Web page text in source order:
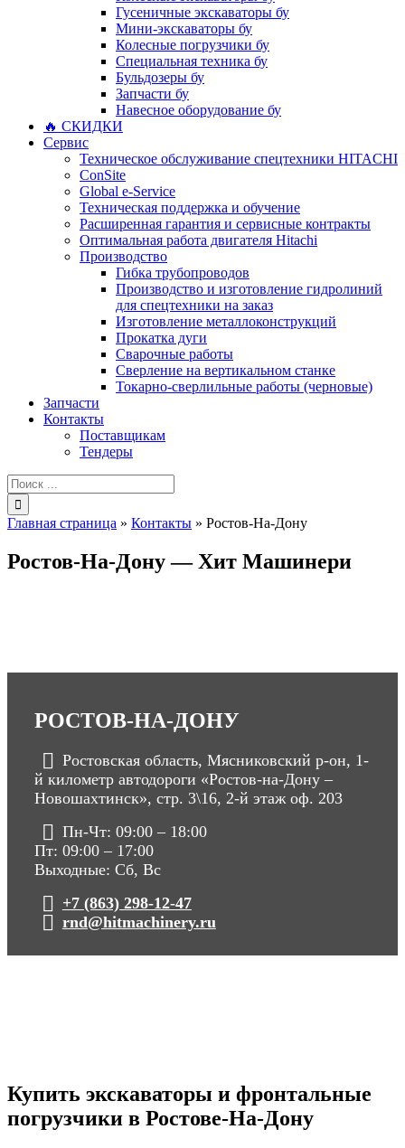
Гусеничные экскаваторы бу
Мини-экскаваторы бу
Колесные погрузчики бу
Специальная техника бу
Бульдозеры бу
Запчасти бу
Навесное оборудование бу
🔥 СКИДКИ
Сервис
Техническое обслуживание спецтехники HITACHI
ConSite
Global e-Service
Техническая поддержка и обучение
Расширенная гарантия и сервисные контракты
Оптимальная работа двигателя Hitachi
Производство
Гибка трубопроводов
Производство и изготовление гидролиний
для спецтехники на заказ
Изготовление металлоконструкций
Прокатка дуги
Сварочные работы
Сверление на вертикальном станке
Токарно-сверлильные работы (черновые)
Запчасти
Контакты
Поставщикам
Тендеры
Результат
поиска:
Главная страница » Контакты » Ростов-На-Дону
Ростов-На-Дону — Хит Машинери
РОСТОВ-НА-ДОНУ
Ростовская область, Мясниковский р-он, 1-
й километр автодороги «Ростов-на-Дону –
Новошахтинск», стр. 3\16, 2-й этаж оф. 203
Пн-Чт: 09:00 – 18:00
Пт: 09:00 – 17:00
Выходные: Сб, Вс
+7 (863) 298-12-47
rnd@hitmachinery.ru
Купить экскаваторы и фронтальные
погрузчики в Ростове-На-Дону